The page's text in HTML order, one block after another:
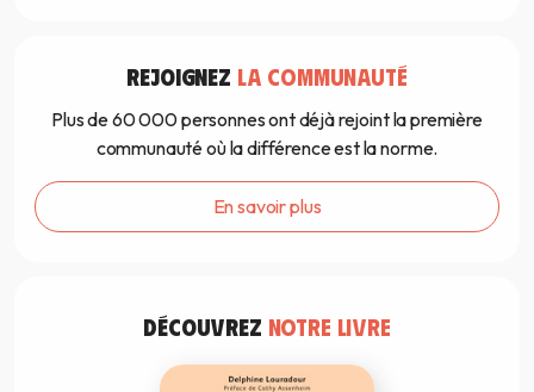
REJOIGNEZ LA COMMUNAUTÉ
Plus de 60 000 personnes ont déjà rejoint la première
communauté où la différence est la norme.
En savoir plus
DÉCOUVREZ NOTRE LIVRE